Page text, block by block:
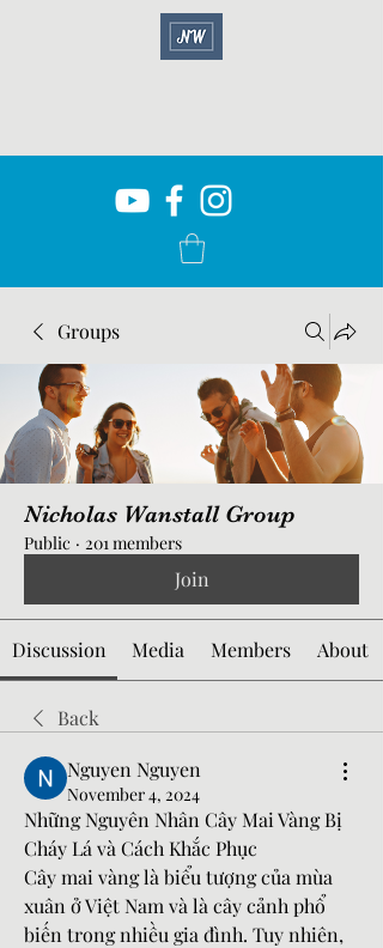
Groups
Nicholas Wanstall Group
Public · 201 members
Join
Discussion Media Members About
Back
Nguyen Nguyen
November 4, 2024
Những Nguyên Nhân Cây Mai Vàng Bị
Cháy Lá và Cách Khắc Phục
Cây mai vàng là biểu tượng của mùa
xuân ở Việt Nam và là cây cảnh phổ
biến trong nhiều gia đình. Tuy nhiên,